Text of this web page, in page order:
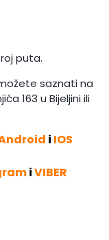
puta.
saznati na
163 u Bijeljini ili
i IOS
iVIBER